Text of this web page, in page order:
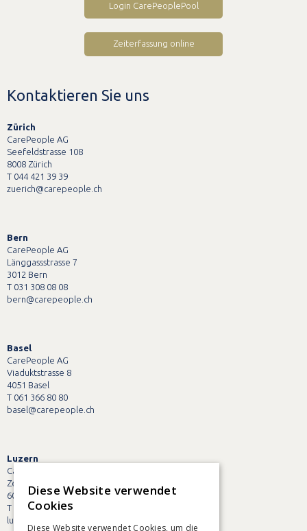
Login CarePeoplePool
Zeiterfassung online
Kontaktieren Sie uns
Zürich
CarePeople AG
Seefeldstrasse 108
8008 Zürich
T 044 421 39 39
zuerich@carepeople.ch
Bern
CarePeople AG
Länggassstrasse 7
3012 Bern
T 031 308 08 08
bern@carepeople.ch
Basel
CarePeople AG
Viaduktstrasse 8
4051 Basel
T 061 366 80 80
basel@carepeople.ch
Luzern
CarePeople AG
Zentralstrasse 38
6003 Luzern
T 041 228 90 90
luzern@carepeople.ch
Diese Website verwendet
Cookies
Diese Website verwendet Cookies, um die